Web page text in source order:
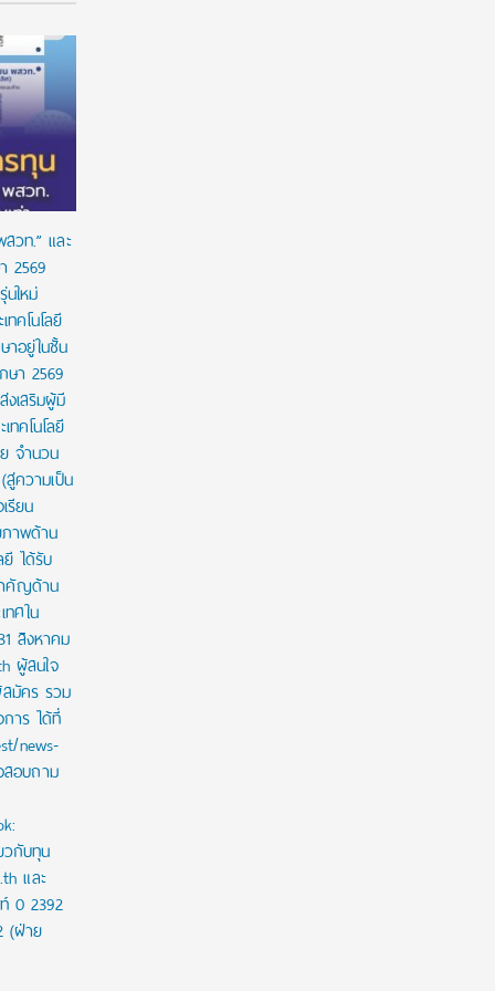
วท.” และ
2569
ใหม่
คโนโลยี
าอยู่ในชั้น
ษา 2569
เสริมผู้มี
ทคโนโลยี
จำนวน
ความเป็น
รียน
ภาพด้าน
ได้รับ
คัญด้าน
ศใน
สิงหาคม
ผู้สนใจ
มัคร รวม
าร ได้ที่
news-
สอบถาม
วกับทุน
และ
0 2392
(ฝ่าย